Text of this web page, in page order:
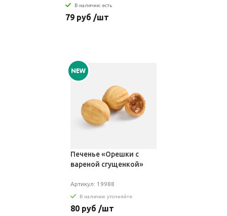
В наличии: есть
79 руб /шт
Печенье «Орешки с
вареной сгущенкой»
Артикул: 19988
В наличии: уточняйте
80 руб /шт